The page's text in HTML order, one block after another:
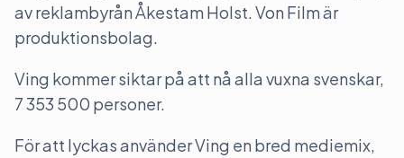
av reklambyrån Åkestam Holst. Von Film är
produktionsbolag.
Ving kommer siktar på att nå alla vuxna svenskar,
7 353 500 personer.
För att lyckas använder Ving en bred mediemix,